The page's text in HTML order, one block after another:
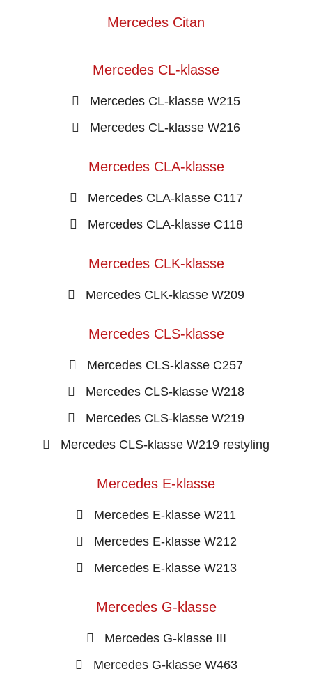
Mercedes Citan
Mercedes CL-klasse
Mercedes CL-klasse W215
Mercedes CL-klasse W216
Mercedes CLA-klasse
Mercedes CLA-klasse C117
Mercedes CLA-klasse C118
Mercedes CLK-klasse
Mercedes CLK-klasse W209
Mercedes CLS-klasse
Mercedes CLS-klasse C257
Mercedes CLS-klasse W218
Mercedes CLS-klasse W219
Mercedes CLS-klasse W219 restyling
Mercedes E-klasse
Mercedes E-klasse W211
Mercedes E-klasse W212
Mercedes E-klasse W213
Mercedes G-klasse
Mercedes G-klasse III
Mercedes G-klasse W463